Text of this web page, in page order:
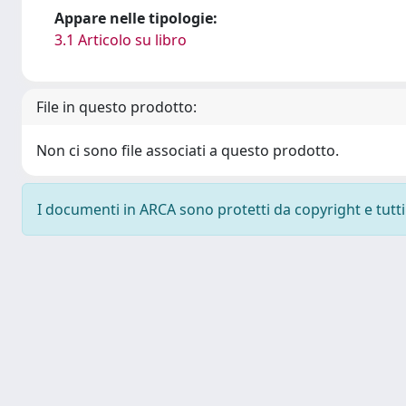
Appare nelle tipologie:
3.1 Articolo su libro
File in questo prodotto:
Non ci sono file associati a questo prodotto.
I documenti in ARCA sono protetti da copyright e